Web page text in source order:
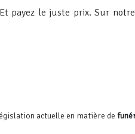
payez le juste prix. Sur
actuelle en matière de